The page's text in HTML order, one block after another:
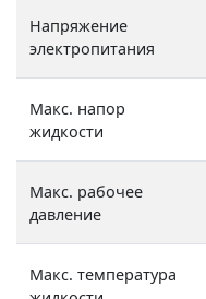
Напряжение
электропитания
Макс. напор
жидкости
Макс. рабочее
давление
Макс. температура